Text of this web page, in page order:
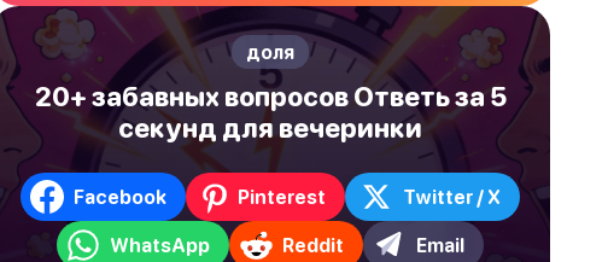
доля
20+ забавных вопросов Ответь за 5
секунд для вечеринки
Facebook Pinterest Twitter / X
WhatsApp Reddit Email